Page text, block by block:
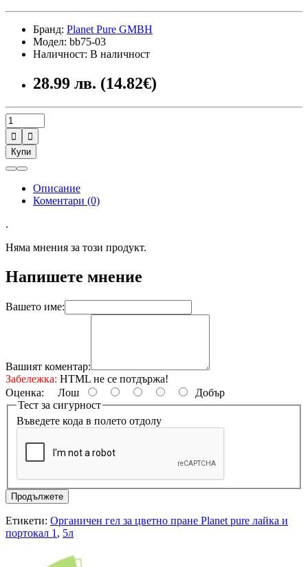
Бранд: Planet Pure GMBH
Модел: bb75-03
Наличност: В наличност
28.99 лв. (14.82€)


Купи
Описание
Коментари (0)
.
Няма мнения за този продукт.
Напишете мнение
Вашето име:
Вашият коментар:
Забележка: HTML не се потдържа!
Оценка: Лош
Добър
Тест за сигурност
Въведете кода в полето отдолу
Продължете
Етикети: Органичен гел за цветно пране Planet pure лайка и
портокал 1 , 5л